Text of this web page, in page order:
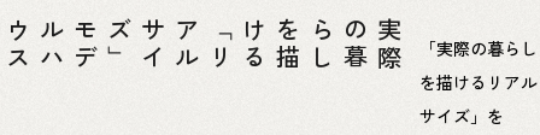
実
際
の
暮
ら
し
を
描
け
る
「
リ
ア
ル
サ
イ
ズ
」
モ
デ
ル
ハ
ウ
ス
「実際の暮らし
を描けるリアル
サイズ」を